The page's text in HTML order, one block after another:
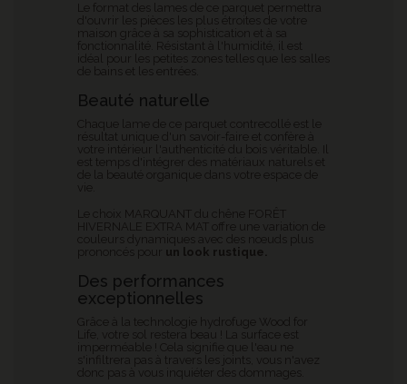
Le format des lames de ce parquet permettra
d'ouvrir les pièces les plus étroites de votre
maison grâce à sa sophistication et à sa
fonctionnalité. Résistant à l'humidité, il est
idéal pour les petites zones telles que les salles
de bains et les entrées.
Beauté naturelle
Chaque lame de ce parquet contrecollé est le
résultat unique d'un savoir-faire et confère à
votre intérieur l'authenticité du bois véritable. Il
est temps d'intégrer des matériaux naturels et
de la beauté organique dans votre espace de
vie.
Le choix MARQUANT du chêne FORÊT
HIVERNALE EXTRA MAT offre une variation de
couleurs dynamiques avec des nœuds plus
un look rustique.
Des performances
exceptionnelles
Grâce à la technologie hydrofuge Wood for
Life, votre sol restera beau ! La surface est
imperméable ! Cela signifie que l'eau ne
s'infiltrera pas à travers les joints, vous n'avez
donc pas à vous inquiéter des dommages.